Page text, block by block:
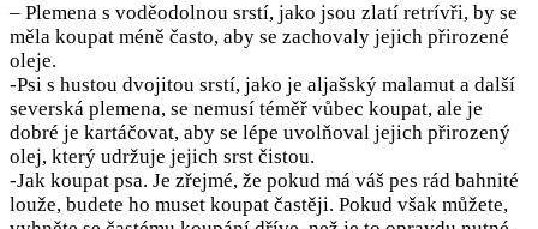
– Plemena s voděodolnou srstí, jako jsou zlatí retrívři, by se
měla koupat méně často, aby se zachovaly jejich přirozené
oleje.
-Psi s hustou dvojitou srstí, jako je aljašský malamut a další
severská plemena, se nemusí téměř vůbec koupat, ale je
dobré je kartáčovat, aby se lépe uvolňoval jejich přirozený
olej, který udržuje jejich srst čistou.
-Jak koupat psa. Je zřejmé, že pokud má váš pes rád bahnité
louže, budete ho muset koupat častěji. Pokud však můžete,